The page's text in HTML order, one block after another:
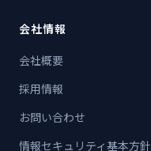
会社情報
会社概要
採用情報
お問い合わせ
情報セキュリティ基本方針